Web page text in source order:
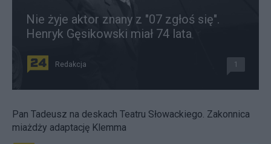
Nie żyje aktor znany z "07 zgłoś się".
Henryk Gęsikowski miał 74 lata
Redakcja 1
Pan Tadeusz na deskach Teatru Słowackiego. Zakonnica
miażdży adaptację Klemma